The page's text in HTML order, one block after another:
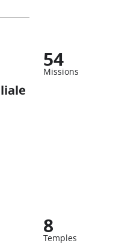
54
Missions
8
Temples